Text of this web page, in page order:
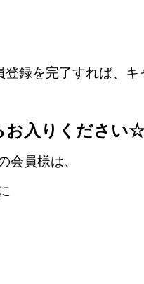
登録を完了すれば、
お入りください
会員様は、